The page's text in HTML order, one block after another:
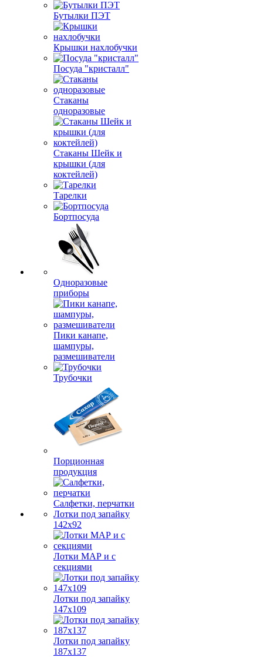
Бутылки ПЭТ
Крышки нахлобучки
Посуда "кристалл"
Стаканы
одноразовые
Стаканы Шейк и
крышки (для
коктейлей)
Тарелки
Бортпосуда
Одноразовые
приборы
Пики канапе,
шампуры,
размешиватели
Трубочки
Порционная
продукция
Салфетки, перчатки
Лотки под запайку
142х92
Лотки МАР и с
секциями
Лотки под запайку
147х109
Лотки под запайку
187х137